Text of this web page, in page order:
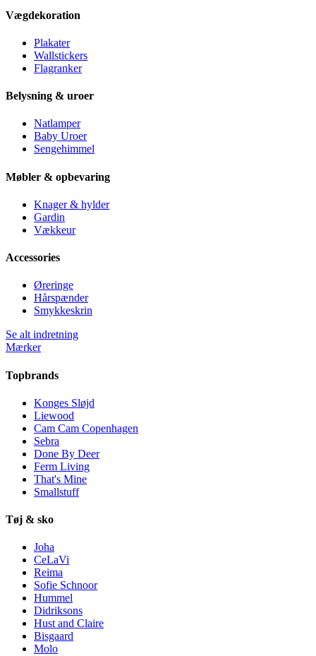
Vægdekoration
Plakater
Wallstickers
Flagranker
Belysning & uroer
Natlamper
Baby Uroer
Sengehimmel
Møbler & opbevaring
Knager & hylder
Gardin
Vækkeur
Accessories
Øreringe
Hårspænder
Smykkeskrin
Se alt indretning
Mærker
Topbrands
Konges Sløjd
Liewood
Cam Cam Copenhagen
Sebra
Done By Deer
Ferm Living
That's Mine
Smallstuff
Tøj & sko
Joha
CeLaVi
Reima
Sofie Schnoor
Hummel
Didriksons
Hust and Claire
Bisgaard
Molo